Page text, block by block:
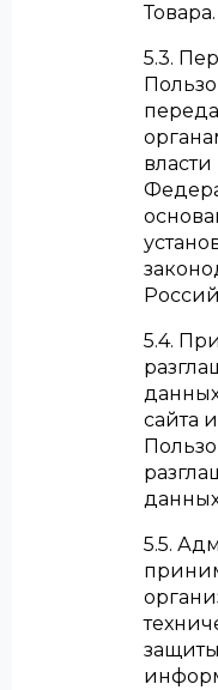
Товара.
5.3.
5.4.
сайта
5.5.